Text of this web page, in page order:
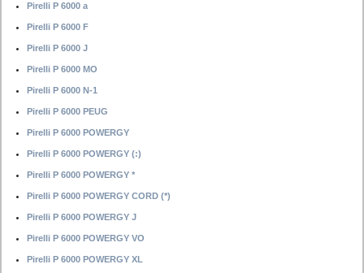
Pirelli P 6000 a
Pirelli P 6000 F
Pirelli P 6000 J
Pirelli P 6000 MO
Pirelli P 6000 N-1
Pirelli P 6000 PEUG
Pirelli P 6000 POWERGY
Pirelli P 6000 POWERGY (:)
Pirelli P 6000 POWERGY *
Pirelli P 6000 POWERGY CORD (*)
Pirelli P 6000 POWERGY J
Pirelli P 6000 POWERGY VO
Pirelli P 6000 POWERGY XL